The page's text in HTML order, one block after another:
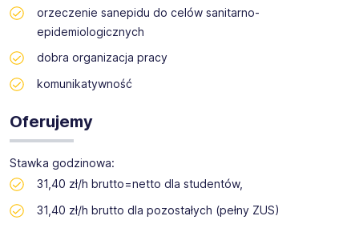
orzeczenie sanepidu do celów sanitarno-
epidemiologicznych
dobra organizacja pracy
komunikatywność
Oferujemy
Stawka godzinowa:
31,40 zł/h brutto=netto dla studentów,
31,40 zł/h brutto dla pozostałych (pełny ZUS)